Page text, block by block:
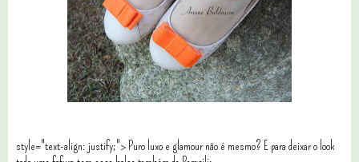
style="text-align: justify;"> Puro luxo e glamour não é mesmo? E para deixar o look